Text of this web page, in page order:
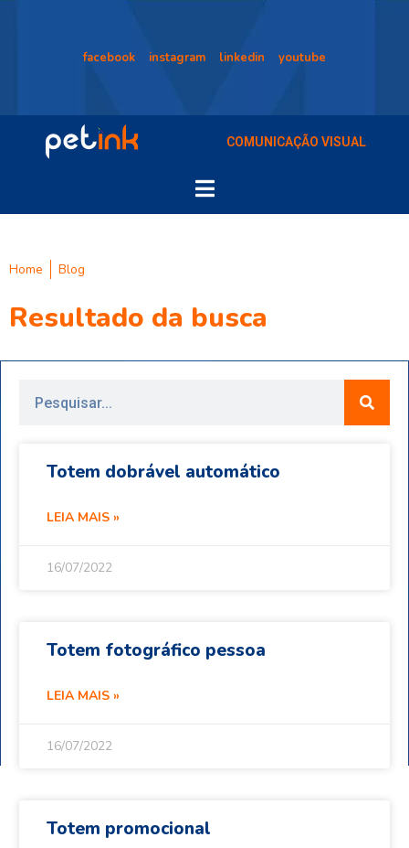
facebook instagram linkedin youtube
COMUNICAÇÃO VISUAL
Home Blog
Resultado da busca
Totem dobrável automático
LEIA MAIS »
16/07/2022
Totem fotográfico pessoa
LEIA MAIS »
16/07/2022
Totem promocional